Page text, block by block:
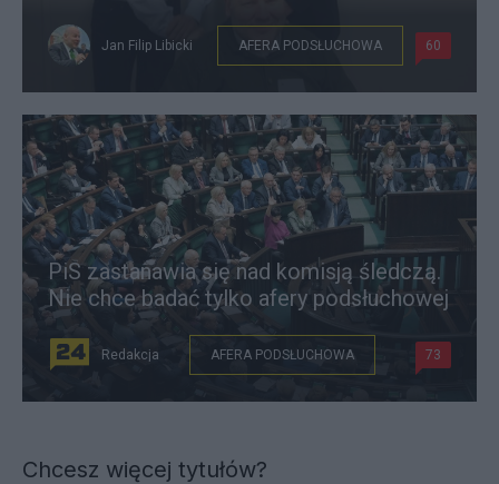
Jan Filip Libicki AFERA PODSŁUCHOWA 60
PiS zastanawia się nad komisją śledczą.
Nie chce badać tylko afery podsłuchowej
Redakcja AFERA PODSŁUCHOWA 73
Chcesz więcej tytułów?